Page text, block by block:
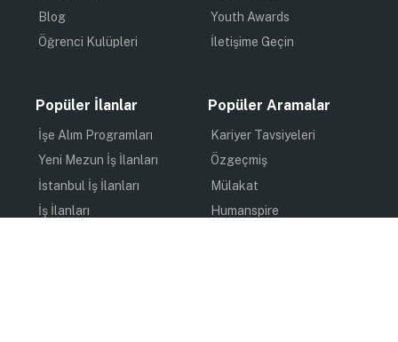
Blog
Öğrenci Kulüpleri
Youth Awards
İletişime Geçin
Popüler İlanlar
İşe Alım Programları
Yeni Mezun İş İlanları
İstanbul İş İlanları
İş İlanları
Popüler Aramalar
Kariyer Tavsiyeleri
Özgeçmiş
Mülakat
Humanspire